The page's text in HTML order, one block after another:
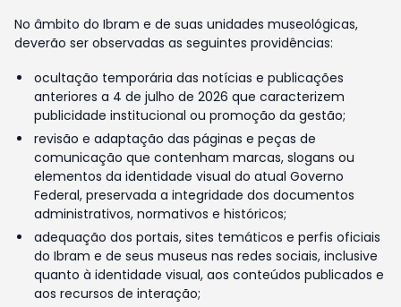
No âmbito do Ibram e de suas unidades museológicas,
deverão ser observadas as seguintes providências:
ocultação temporária das notícias e publicações
anteriores a 4 de julho de 2026 que caracterizem
publicidade institucional ou promoção da gestão;
revisão e adaptação das páginas e peças de
comunicação que contenham marcas, slogans ou
elementos da identidade visual do atual Governo
Federal, preservada a integridade dos documentos
administrativos, normativos e históricos;
adequação dos portais, sites temáticos e perfis oficiais
do Ibram e de seus museus nas redes sociais, inclusive
quanto à identidade visual, aos conteúdos publicados e
aos recursos de interação;